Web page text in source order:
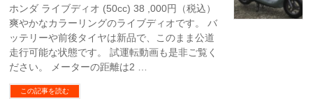
ホンダ ライブディオ (50cc) 38 ,000円（税込）
爽やかなカラーリングのライブディオです。 バ
ッテリーや前後タイヤは新品で、このまま公道
走行可能な状態です。 試運転動画も是非ご覧く
ださい。 メーターの距離は2 …
この記事を読む